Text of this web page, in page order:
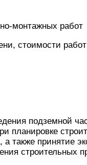
монтажных работ
стоимости работ
подземной
планировке
также принятие
строительных